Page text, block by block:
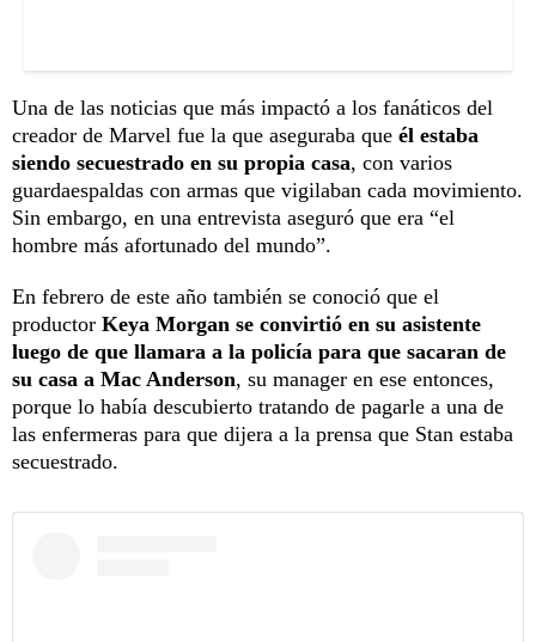
Una de las noticias que más impactó a los fanáticos del
creador de Marvel fue la que aseguraba que él estaba
siendo secuestrado en su propia casa, con varios
guardaespaldas con armas que vigilaban cada movimiento.
Sin embargo, en una entrevista aseguró que era “el
hombre más afortunado del mundo”.
En febrero de este año también se conoció que el
productor Keya Morgan se convirtió en su asistente
luego de que llamara a la policía para que sacaran de
su casa a Mac Anderson, su manager en ese entonces,
porque lo había descubierto tratando de pagarle a una de
las enfermeras para que dijera a la prensa que Stan estaba
secuestrado.